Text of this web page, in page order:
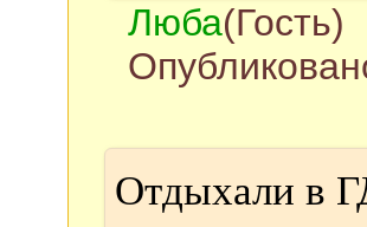
Люба(Гость)
Отдыхали в